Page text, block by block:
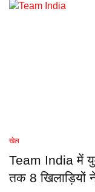
खेल
Team India में
तक 8 खिलाड़ियों